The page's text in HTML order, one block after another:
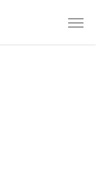
Menu